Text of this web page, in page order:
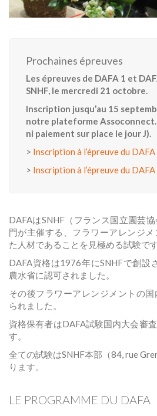
Prochaines épreuves
Les épreuves de DAFA 1 et
SNHF, le mercredi 21 octobre.
Inscription jusqu’au 15
notre plateforme Assoconnect.
ni paiement sur place le jour J).
> Inscription à l’épreuve du DAFA
> Inscription à l’épreuve du DAFA
DAFAはSNHF（フランス国立園芸
門が主催する、フラワーアレンジ
た人材であることを見極める試験です
DAFA資格は1976年にSNHFで創設
農水省に認可されました。
その後フラワーアレンジメントの
られました。
資格保有者はDAFA試験国内大会審
す。
全ての試験はSNHF本部（84, rue
ります。
LE PROGRAMME DU DAFA